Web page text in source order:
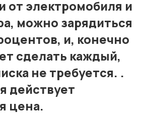
от электромобиля и
можно зарядиться
и, конечно
сделать каждый,
не требуется. .
действует
цена.